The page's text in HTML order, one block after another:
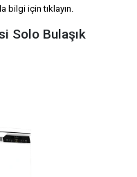
bilgi için tıklayın.
Solo Bulaşık